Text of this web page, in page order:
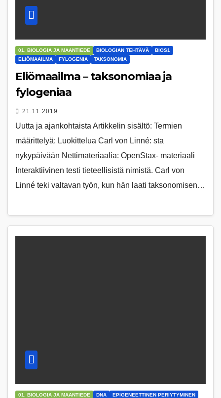
01. BIOLOGIA JA MAANTIEDE BIOLOGIAN TEHTÄVÄ
BIOS1
ELIÖMAAILMA
FYLOGENIA TAKSONOMIA
Eliömaailma – taksonomiaa ja
fylogeniaa
21.11.2019
Uutta ja ajankohtaista Artikkelin sisältö: Termien
määrittelyä: Luokittelua Carl von Linné: sta
nykypäivään Nettimateriaalia: OpenStax- materiaali
Interaktiivinen testi tieteellisistä nimistä. Carl von
Linné teki valtavan työn, kun hän laati taksonomisen…
01. BIOLOGIA JA MAANTIEDE DNA EPIGENEETTINEN PERIYTYMINEN